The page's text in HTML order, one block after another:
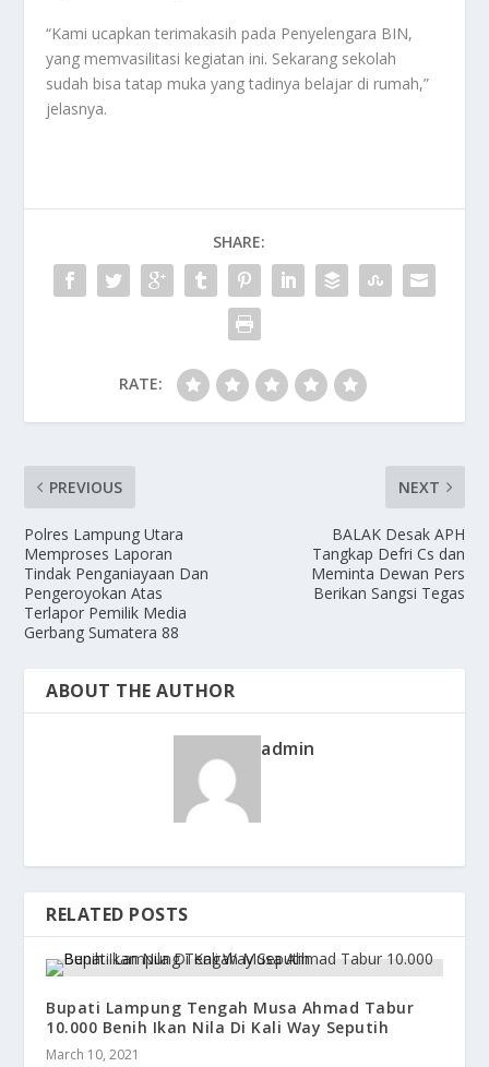
“Kami ucapkan terimakasih pada Penyelengara BIN,
yang memvasilitasi kegiatan ini. Sekarang sekolah
sudah bisa tatap muka yang tadinya belajar di rumah,”
jelasnya.
SHARE:
RATE:
PREVIOUS
Polres Lampung Utara
Memproses Laporan
Tindak Penganiayaan Dan
Pengeroyokan Atas
Terlapor Pemilik Media
Gerbang Sumatera 88
NEXT
BALAK Desak APH
Tangkap Defri Cs dan
Meminta Dewan Pers
Berikan Sangsi Tegas
ABOUT THE AUTHOR
admin
RELATED POSTS
Bupati Lampung Tengah Musa Ahmad Tabur
10.000 Benih Ikan Nila Di Kali Way Seputih
March 10, 2021